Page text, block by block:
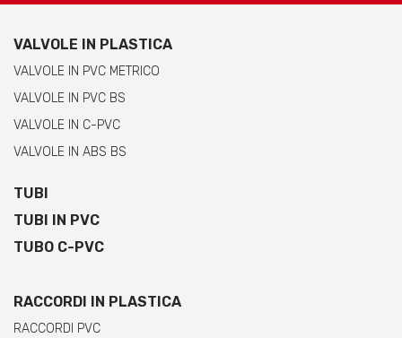
VALVOLE IN PLASTICA
VALVOLE IN PVC METRICO
VALVOLE IN PVC BS
VALVOLE IN C-PVC
VALVOLE IN ABS BS
TUBI
TUBI IN PVC
TUBO C-PVC
RACCORDI IN PLASTICA
RACCORDI PVC